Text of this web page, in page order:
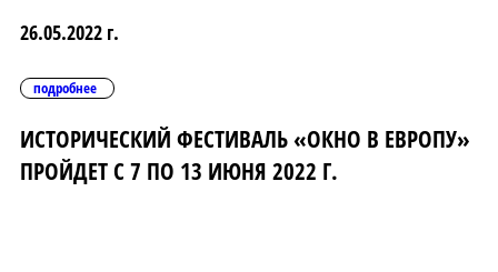
26.05.2022 г.
подробнее
ИСТОРИЧЕСКИЙ ФЕСТИВАЛЬ «ОКНО В ЕВРОПУ»
ПРОЙДЕТ С 7 ПО 13 ИЮНЯ 2022 Г.